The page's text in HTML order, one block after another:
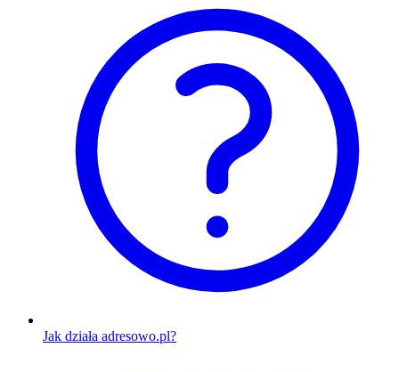
Jak działa adresowo.pl?